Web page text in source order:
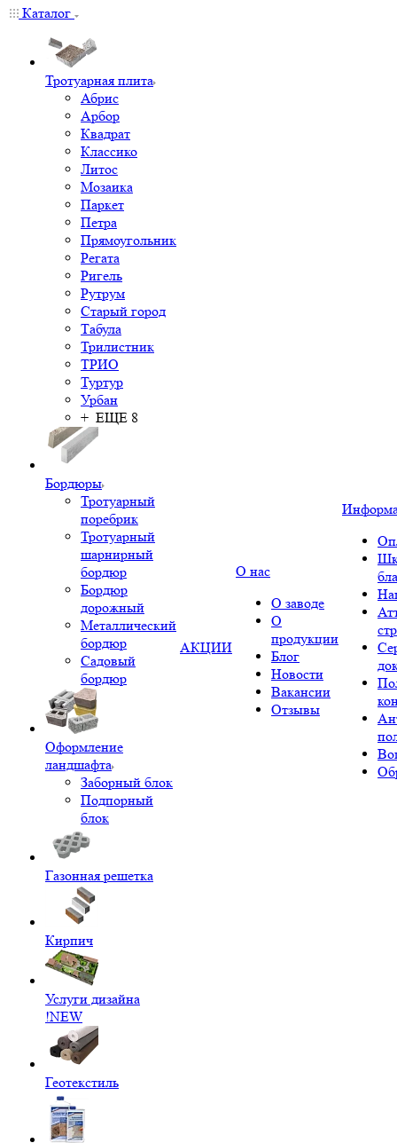
Каталог
Тротуарная плита
Абрис
Арбор
Квадрат
Классико
Литос
Мозаика
Паркет
Петра
Прямоугольник
Регата
Ригель
Рутрум
Старый город
Табула
Трилистник
ТРИО
Туртур
Урбан
+ ЕЩЕ 8
Бордюры
Тротуарный
поребрик
Тротуарный
шарнирный
бордюр
Бордюр
дорожный
Металлический
бордюр
Садовый
бордюр
Оформление
ландшафта
Заборный блок
Подпорный
блок
Газонная решетка
Кирпич
Услуги дизайна
!NEW
Геотекстиль
АКЦИИ
О нас
О заводе
О
продукции
Блог
Новости
Вакансии
Отзывы